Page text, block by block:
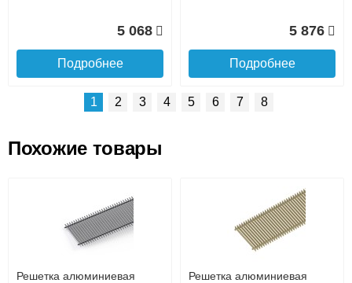
до подъезда
5 068
Подробнее
5 876
Подробнее
поперечная itermic
SGL.800.400 цвета
Решетка алюминиевая
поперечная itermic
SGL.900.160 цвета
шампань
1 2 3 4 5 6 7 8
Похожие товары
Решетка алюминиевая
Решетка алюминиевая